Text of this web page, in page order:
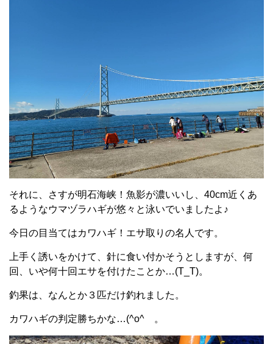
それに、さすが明石海峡！魚影が濃いいし、40cm近くあ
るようなウマヅラハギが悠々と泳いでいましたよ♪
今日の目当てはカワハギ！エサ取りの名人です。
上手く誘いをかけて、針に食い付かそうとしますが、何
回、いや何十回エサを付けたことか…(T_T)。
釣果は、なんとか３匹だけ釣れました。
カワハギの判定勝ちかな…(^o^ゞ。